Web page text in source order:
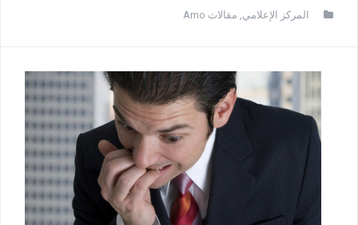
المركز الإعلامي , مقالات Amo